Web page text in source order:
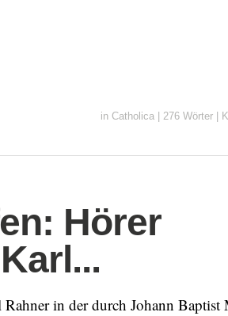
in Catholica 276 Wörter
Hörer
in der durch Johann Baptist